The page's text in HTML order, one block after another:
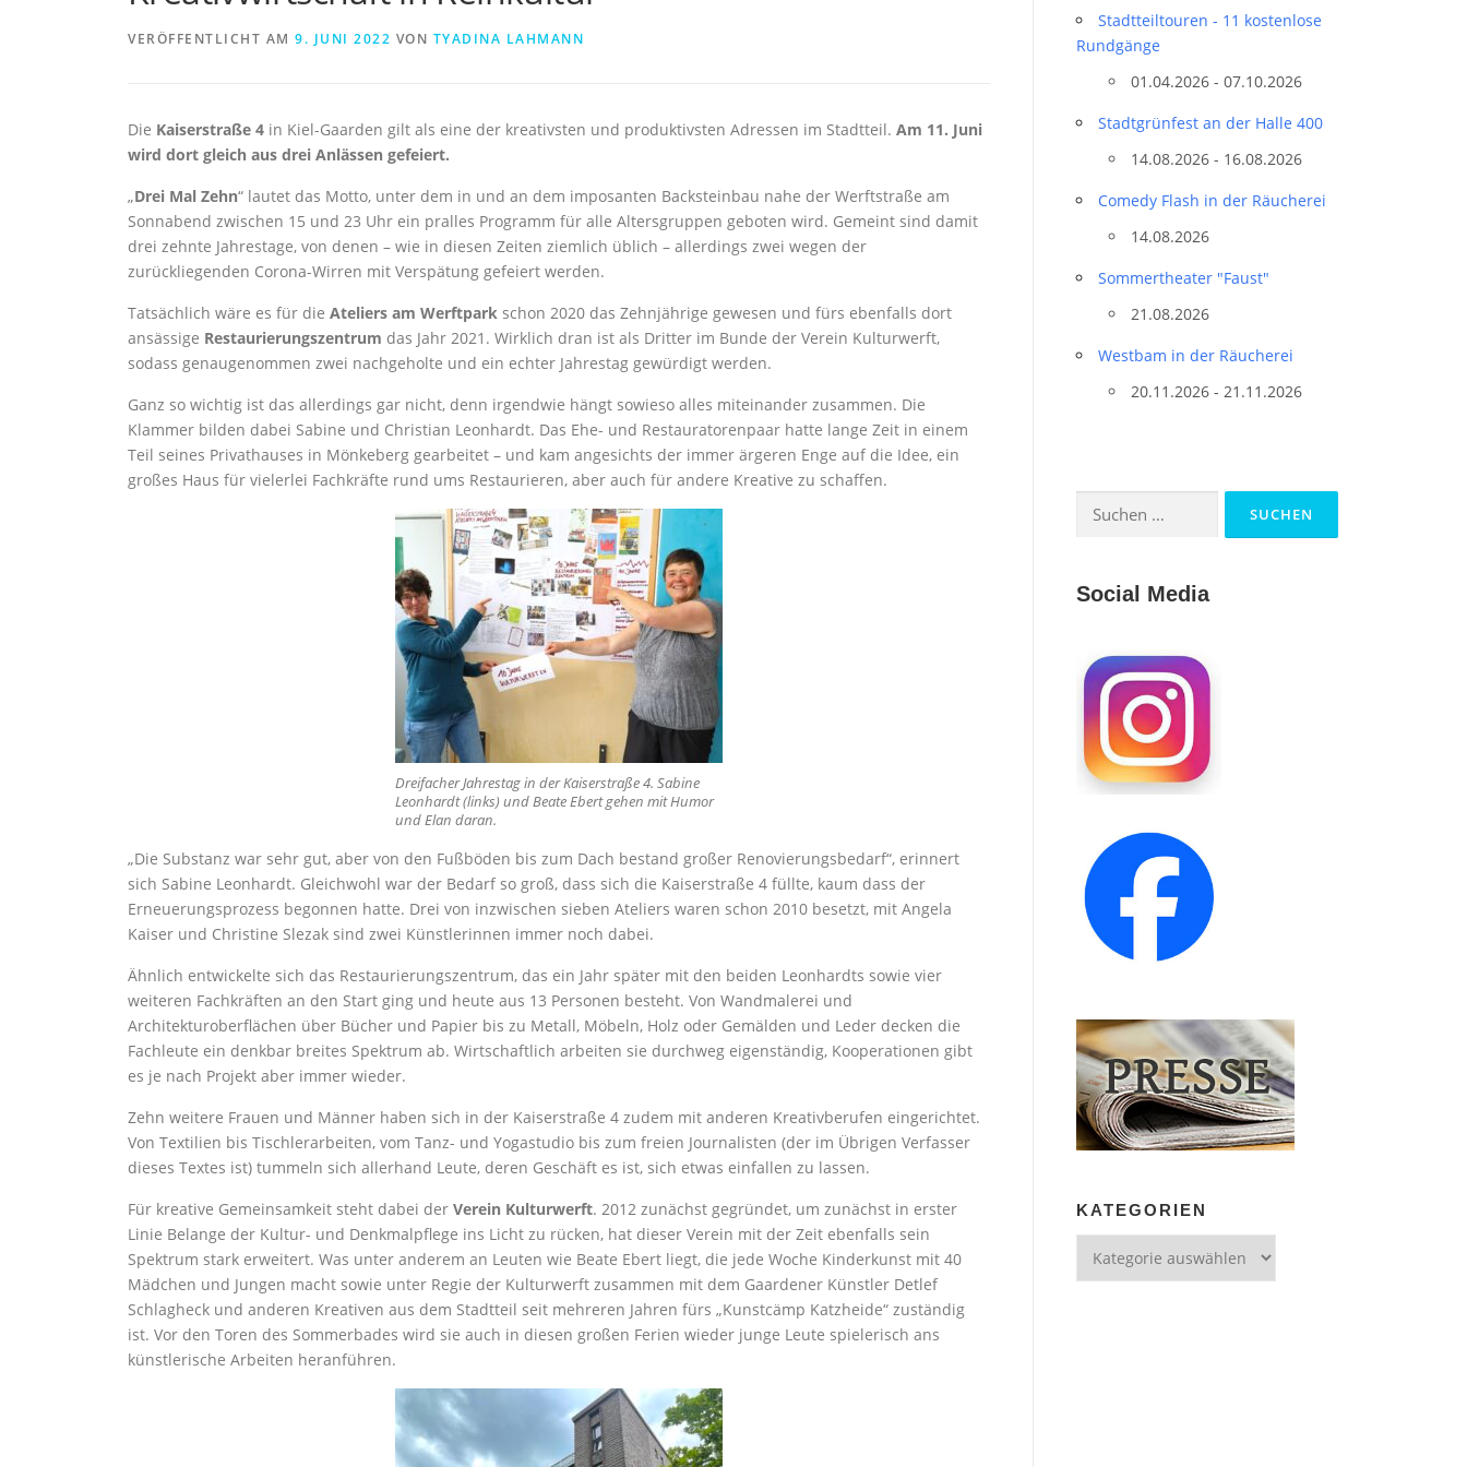
VERÖFFENTLICHT AM 9. JUNI 2022 VON TYADINA LAHMANN
Die Kaiserstraße 4 in Kiel-Gaarden gilt als eine der kreativsten und produktivsten Adressen im Stadtteil. Am 11. Juni
wird dort gleich aus drei Anlässen gefeiert.
„Drei Mal Zehn“ lautet das Motto, unter dem in und an dem imposanten Backsteinbau nahe der Werftstraße am
Sonnabend zwischen 15 und 23 Uhr ein pralles Programm für alle Altersgruppen geboten wird. Gemeint sind damit
drei zehnte Jahrestage, von denen – wie in diesen Zeiten ziemlich üblich – allerdings zwei wegen der
zurückliegenden Corona-Wirren mit Verspätung gefeiert werden.
Tatsächlich wäre es für die Ateliers am Werftpark schon 2020 das Zehnjährige gewesen und fürs ebenfalls dort
ansässige Restaurierungszentrum das Jahr 2021. Wirklich dran ist als Dritter im Bunde der Verein Kulturwerft,
sodass genaugenommen zwei nachgeholte und ein echter Jahrestag gewürdigt werden.
Ganz so wichtig ist das allerdings gar nicht, denn irgendwie hängt sowieso alles miteinander zusammen. Die
Klammer bilden dabei Sabine und Christian Leonhardt. Das Ehe- und Restauratorenpaar hatte lange Zeit in einem
Teil seines Privathauses in Mönkeberg gearbeitet – und kam angesichts der immer ärgeren Enge auf die Idee, ein
großes Haus für vielerlei Fachkräfte rund ums Restaurieren, aber auch für andere Kreative zu schaffen.
Dreifacher Jahrestag in der Kaiserstraße 4. Sabine
Leonhardt (links) und Beate Ebert gehen mit Humor
und Elan daran.
„Die Substanz war sehr gut, aber von den Fußböden bis zum Dach bestand großer Renovierungsbedarf“, erinnert
sich Sabine Leonhardt. Gleichwohl war der Bedarf so groß, dass sich die Kaiserstraße 4 füllte, kaum dass der
Erneuerungsprozess begonnen hatte. Drei von inzwischen sieben Ateliers waren schon 2010 besetzt, mit Angela
Kaiser und Christine Slezak sind zwei Künstlerinnen immer noch dabei.
Ähnlich entwickelte sich das Restaurierungszentrum, das ein Jahr später mit den beiden Leonhardts sowie vier
weiteren Fachkräften an den Start ging und heute aus 13 Personen besteht. Von Wandmalerei und
Architekturoberflächen über Bücher und Papier bis zu Metall, Möbeln, Holz oder Gemälden und Leder decken die
Fachleute ein denkbar breites Spektrum ab. Wirtschaftlich arbeiten sie durchweg eigenständig, Kooperationen gibt
es je nach Projekt aber immer wieder.
Zehn weitere Frauen und Männer haben sich in der Kaiserstraße 4 zudem mit anderen Kreativberufen eingerichtet.
Von Textilien bis Tischlerarbeiten, vom Tanz- und Yogastudio bis zum freien Journalisten (der im Übrigen Verfasser
dieses Textes ist) tummeln sich allerhand Leute, deren Geschäft es ist, sich etwas einfallen zu lassen.
Für kreative Gemeinsamkeit steht dabei der Verein Kulturwerft. 2012 zunächst gegründet, um zunächst in erster
Linie Belange der Kultur- und Denkmalpflege ins Licht zu rücken, hat dieser Verein mit der Zeit ebenfalls sein
Spektrum stark erweitert. Was unter anderem an Leuten wie Beate Ebert liegt, die jede Woche Kinderkunst mit 40
Mädchen und Jungen macht sowie unter Regie der Kulturwerft zusammen mit dem Gaardener Künstler Detlef
Schlagheck und anderen Kreativen aus dem Stadtteil seit mehreren Jahren fürs „Kunstcämp Katzheide“ zuständig
ist. Vor den Toren des Sommerbades wird sie auch in diesen großen Ferien wieder junge Leute spielerisch ans
künstlerische Arbeiten heranführen.
Stadtteil­touren - 11 kostenlose
Rundgänge
01.04.2026 - 07.10.2026
Stadtgrünfest an der Halle 400
14.08.2026 - 16.08.2026
Comedy Flash in der Räucherei
14.08.2026
Sommertheater "Faust"
21.08.2026
Westbam in der Räucherei
20.11.2026 - 21.11.2026
Suchen
Social Media
KATEGORIEN